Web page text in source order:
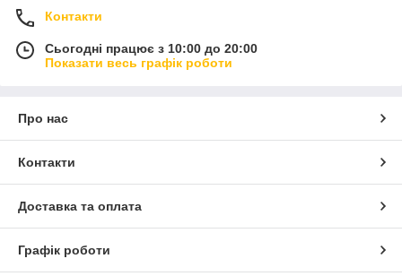
Контакти
Сьогодні працює з 10:00 до 20:00
Показати весь графік роботи
Про нас
Контакти
Доставка та оплата
Графік роботи